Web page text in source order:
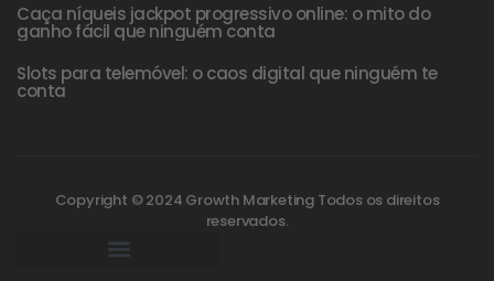
Caça níqueis jackpot progressivo online: o mito do
ganho fácil que ninguém conta
Slots para telemóvel: o caos digital que ninguém te
conta
Copyright © 2024 Growth Marketing Todos os direitos
reservados.